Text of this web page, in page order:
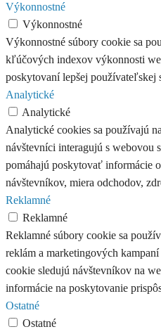
Výkonnostné
Výkonnostné
Výkonnostné súbory cookie sa
kľúčových indexov výkonnosti
poskytovaní lepšej používateľskej
Analytické
Analytické
Analytické cookies sa používajú
návštevníci interagujú s webovou
pomáhajú poskytovať informácie
návštevníkov, miera odchodov,
Reklamné
Reklamné
Reklamné súbory cookie sa
reklám a marketingových
cookie sledujú návštevníkov na
informácie na poskytovanie
Ostatné
Ostatné